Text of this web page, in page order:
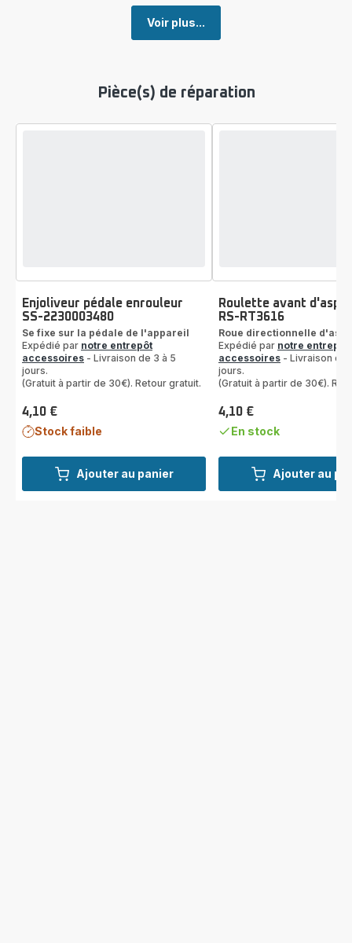
Voir plus...
Pièce(s) de réparation
Ajouter au panier
Enjoliveur pédale enrouleur
SS-2230003480
Se fixe sur la pédale de l'appareil
Expédié par notre entrepôt
accessoires - Livraison de 3 à 5
jours.
(Gratuit à partir de 30€). Retour gratuit.
Prix
4,10 €
Stock faible
Ajouter au
Roulette avant
RS-RT3616
Roue directionnelle
Expédié par notre entrepôt
accessoires - Livraison de
jours.
(Gratuit à partir de 30€).
Prix
4,10 €
En stock